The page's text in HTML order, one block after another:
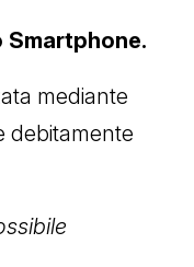
Smartphone.
mediante
debitamente